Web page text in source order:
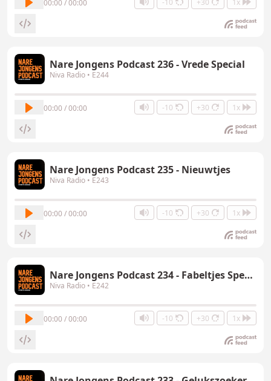
00:00 / 00:00
Nare Jongens Podcast 236 - Vrede Special
Niva Radio • E244
00:00 / 00:00 -10 +30 1x
Nare Jongens Podcast 235 - Nieuwtjes
Niva Radio • E243
00:00 / 00:00 -10 +30 1x
Nare Jongens Podcast 234 - Fabeltjes Special
Niva Radio • E242
00:00 / 00:00 -10 +30 1x